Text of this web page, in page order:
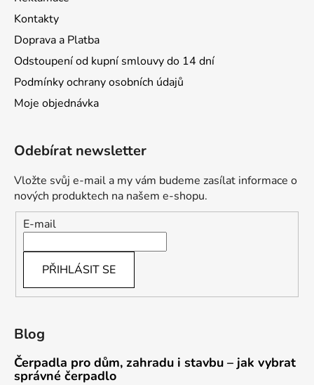
Kontakty
Doprava a Platba
Odstoupení od kupní smlouvy do 14 dní
Podmínky ochrany osobních údajů
Moje objednávka
Odebírat newsletter
Vložte svůj e-mail a my vám budeme zasílat informace o
nových produktech na našem e-shopu.
E-mail
PŘIHLÁSIT SE
Blog
Čerpadla pro dům, zahradu i stavbu – jak vybrat
správné čerpadlo